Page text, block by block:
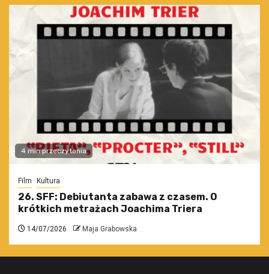
4 min przeczytania
Film Kultura
26. SFF: Debiutanta zabawa z czasem. O
krótkich metrażach Joachima Triera
14/07/2026 Maja Grabowska